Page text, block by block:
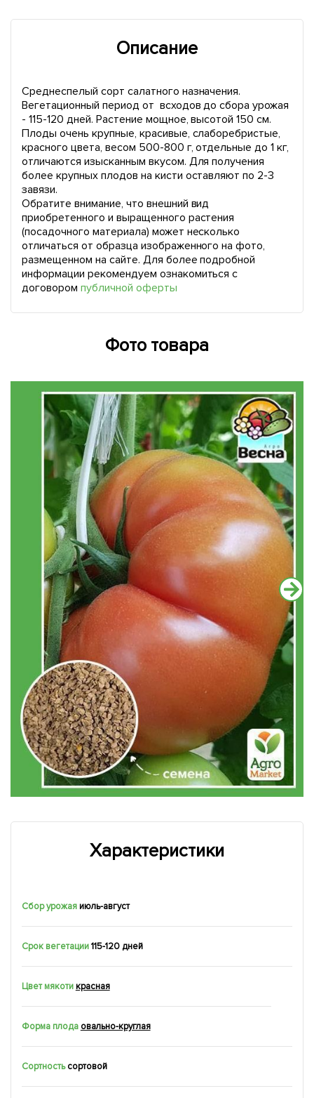
Описание
Среднеспелый сорт салатного назначения.
Вегетационный период от всходов до сбора урожая
- 115-120 дней. Растение мощное, высотой 150 см.
Плоды очень крупные, красивые, слаборебристые,
красного цвета, весом 500-800 г, отдельные до 1 кг,
отличаются изысканным вкусом. Для получения
более крупных плодов на кисти оставляют по 2-3
завязи.
Обратите внимание, что внешний вид
приобретенного и выращенного растения
(посадочного материала) может несколько
отличаться от образца изображенного на фото,
размещенном на сайте. Для более подробной
информации рекомендуем ознакомиться с
договором публичной оферты
Фото товара
Характеристики
Сбор урожаяиюль-август
Срок вегетации 115-120 дней
Цвет мякотикрасная
Форма плода овально-круглая
Сортность сортовой